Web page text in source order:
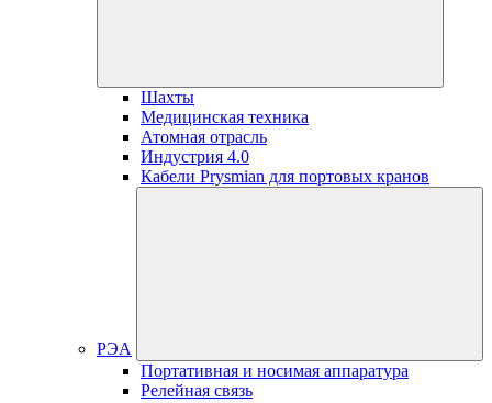
Шахты
Медицинская техника
Атомная отрасль
Индустрия 4.0
Кабели Prysmian для портовых кранов
РЭА
Портативная и носимая аппаратура
Релейная связь